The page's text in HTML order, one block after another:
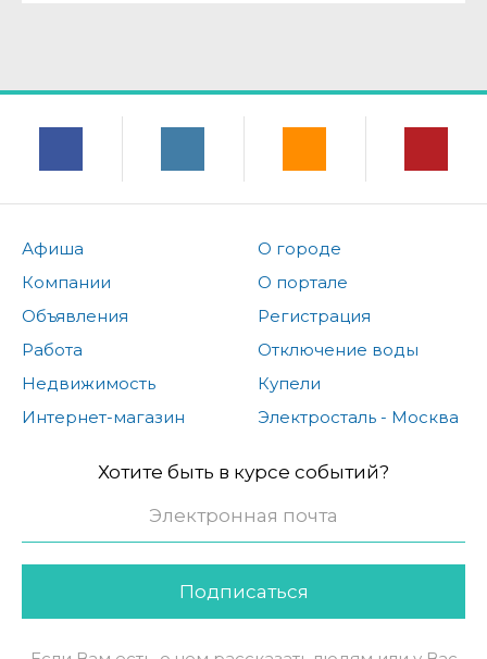
Афиша
Компании
Объявления
Работа
Недвижимость
Интернет-магазин
О городе
О портале
Регистрация
Отключение воды
Купели
Электросталь - Москва
Хотите быть в курсе событий?
Подписаться